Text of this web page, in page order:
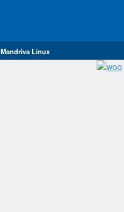
Mandriva Linux